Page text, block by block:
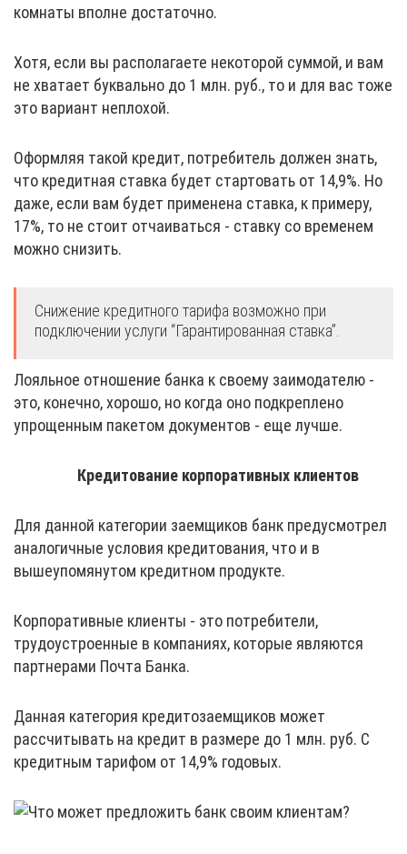
комнаты вполне достаточно.
Хотя, если вы располагаете некоторой суммой, и вам
не хватает буквально до 1 млн. руб., то и для вас тоже
это вариант неплохой.
Оформляя такой кредит, потребитель должен знать,
что кредитная ставка будет стартовать от 14,9%. Но
даже, если вам будет применена ставка, к примеру,
17%, то не стоит отчаиваться - ставку со временем
можно снизить.
Снижение кредитного тарифа возможно при
подключении услуги “Гарантированная ставка”.
Лояльное отношение банка к своему заимодателю -
это, конечно, хорошо, но когда оно подкреплено
упрощенным пакетом документов - еще лучше.
Кредитование корпоративных клиентов
Для данной категории заемщиков банк предусмотрел
аналогичные условия кредитования, что и в
вышеупомянутом кредитном продукте.
Корпоративные клиенты - это потребители,
трудоустроенные в компаниях, которые являются
партнерами Почта Банка.
Данная категория кредитозаемщиков может
рассчитывать на кредит в размере до 1 млн. руб. С
кредитным тарифом от 14,9% годовых.